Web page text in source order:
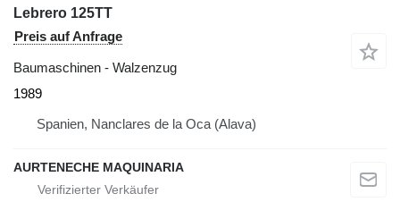
Lebrero 125TT
Preis auf Anfrage
Baumaschinen - Walzenzug
1989
Spanien, Nanclares de la Oca (Alava)
AURTENECHE MAQUINARIA